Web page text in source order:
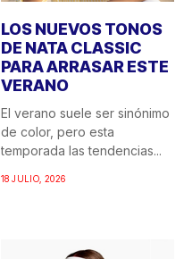
LOS NUEVOS TONOS
DE NATA CLASSIC
PARA ARRASAR ESTE
VERANO
El verano suele ser sinónimo
de color, pero esta
temporada las tendencias...
18 JULIO, 2026